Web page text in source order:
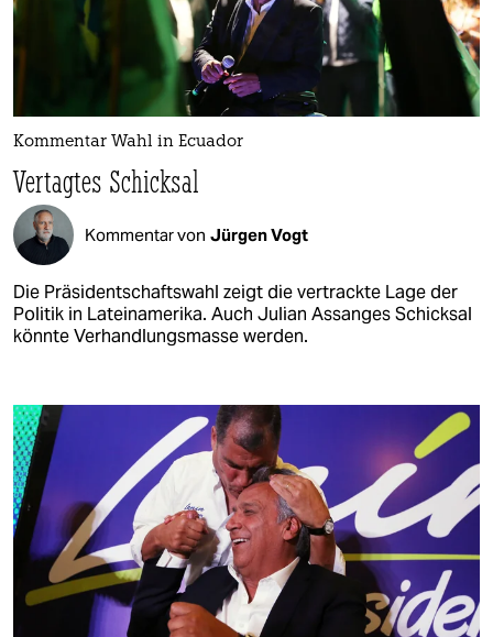
Kommentar Wahl in Ecuador
Vertagtes Schicksal
Kommentar von Jürgen Vogt
Die Präsidentschaftswahl zeigt die vertrackte Lage der
Politik in Lateinamerika. Auch Julian Assanges Schicksal
könnte Verhandlungsmasse werden.